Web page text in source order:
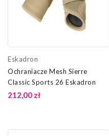
Eskadron
Ochraniacze Mesh Sierre
Classic Sports 26 Eskadron
212,00 zł